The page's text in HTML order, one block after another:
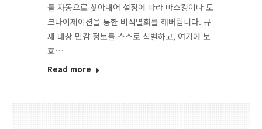
를 자동으로 찾아내어 설정에 따라 마스킹이나 토
크나이제이션을 통한 비식별화를 해버립니다. 규
제 대상 민감 정보를 스스로 식별하고, 여기에 보
호…
Read more